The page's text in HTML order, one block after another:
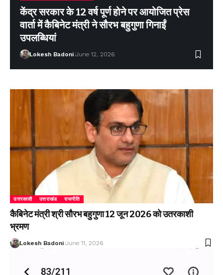
केंद्र सरकार के 12 वर्ष पूर्ण होने पर आयोजित प्रेस
वार्ता में कैबिनेट मंत्री ने सौरभ बहुगुणा गिनाईं
उपलब्धियां
Lokesh Badoni June 12, 2026
उत्तरकाशी उत्तराखंड राजनीति
कैबिनेट मंत्री श्री सौरभ बहुगुणा 12 जून 2026 को उतरकाशी
भ्रमण
Lokesh Badoni June 11, 2026